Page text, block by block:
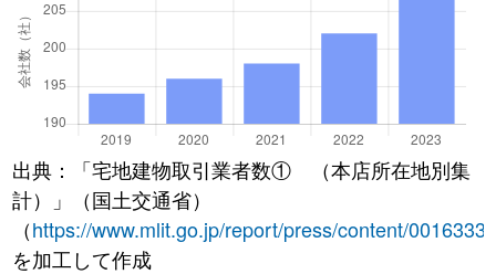
出典：「宅地建物取引業者数① （本店所在地別集
計）」（国土交通省）
（https://www.mlit.go.jp/report/press/content/
を加工して作成